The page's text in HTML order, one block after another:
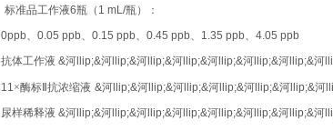
标准品工作液6瓶（ 1 mL/瓶）：
0ppb、 0.05 ppb、 0.15 ppb、 0.45 ppb、 1.35 ppb、 4.05 ppb
抗体工作液 &河llip;&河llip;&河llip;&河llip;&河llip;&河llip;&河llip;&
11×酶标Ⅱ抗浓缩液 &河llip;&河llip;&河llip;&河llip;&河llip;&河llip;&河
尿样稀释液 &河llip;&河llip;&河llip;&河llip;&河llip;&河llip;&河llip;&